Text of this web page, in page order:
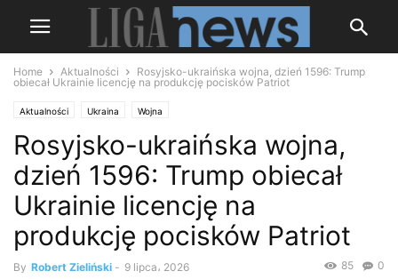
Home Aktualności
Rosyjsko-ukraińska wojna, dzień 1596: Trump
obiecał Ukrainie licencję na produkcję pocisków Patriot
Aktualności Ukraina Wojna
Rosyjsko-ukraińska wojna,
dzień 1596: Trump obiecał
Ukrainie licencję na
produkcję pocisków Patriot
By Robert Zieliński - 9 lipca، 2026 0
85